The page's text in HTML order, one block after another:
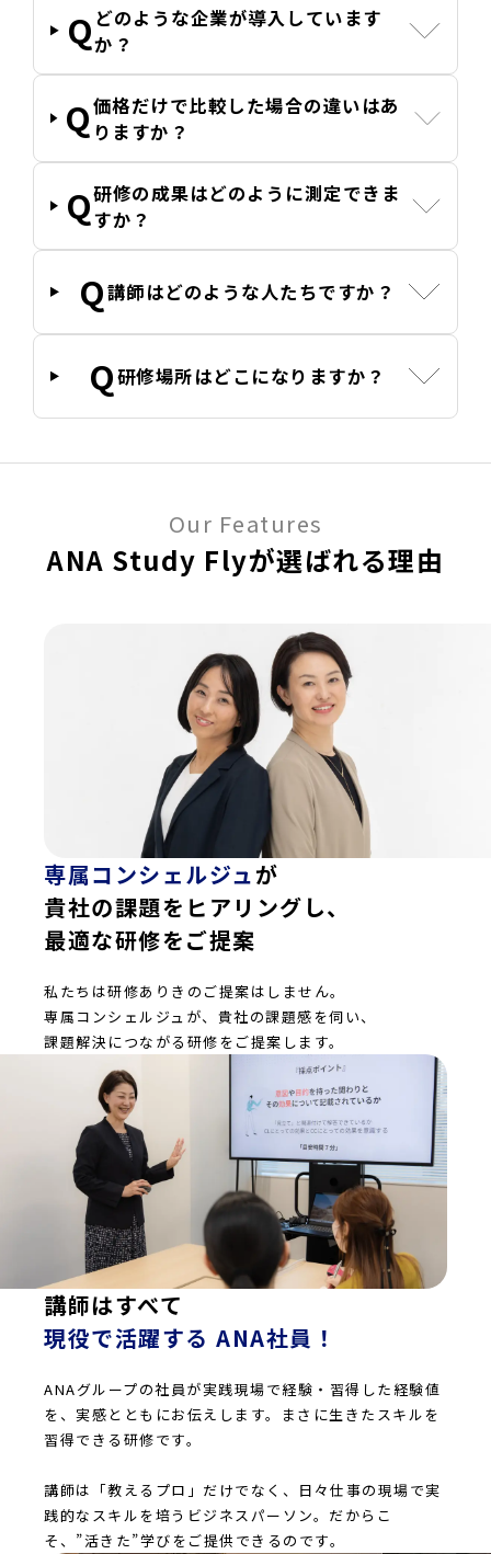
どのような企業が導入しています
か？
価格だけで比較した場合の違いはあ
りますか？
研修の成果はどのように測定できま
すか？
講師はどのような人たちですか？
研修場所はどこになりますか？
Our Features
ANA Study Flyが選ばれる理由
専属コンシェルジュが
貴社の課題をヒアリングし、
最適な研修をご提案
私たちは研修ありきのご提案はしません。
専属コンシェルジュが、貴社の課題感を伺い、
課題解決につながる研修をご提案します。
講師はすべて
現役で活躍する ANA社員！
ANAグループの社員が実践現場で経験・習得した経験値
を、実感とともにお伝えします。まさに生きたスキルを
習得できる研修です。
講師は「教えるプロ」だけでなく、日々仕事の現場で実
践的なスキルを培うビジネスパーソン。だからこ
そ、”活きた”学びをご提供できるのです。